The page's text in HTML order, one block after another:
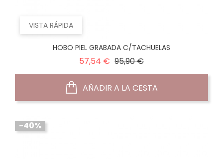
VISTA RÁPIDA
HOBO PIEL GRABADA C/TACHUELAS
57,54 € Precio
95,90 €Precio
AÑADIR A LA CESTA
-40%